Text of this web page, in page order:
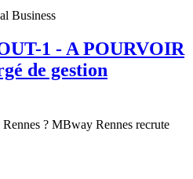
Business
1 - A POURVOIR
de gestion
? MBway Rennes recrute